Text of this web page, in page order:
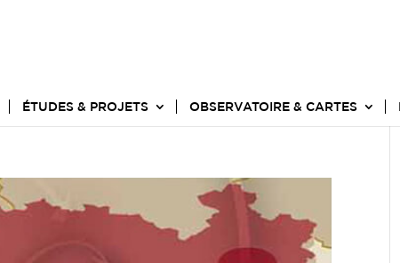
ÉTUDES & PROJETS OBSERVATOIRE & CARTES